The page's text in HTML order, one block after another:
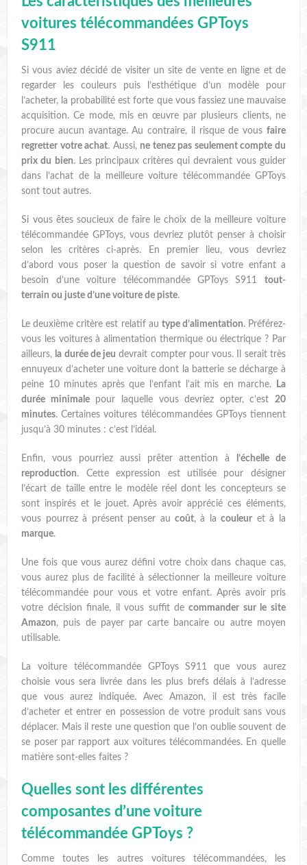
voitures télécommandées GPToys
S911
Si vous aviez décidé de visiter un site de vente en ligne et de
regarder les couleurs puis l’esthétique d’un modèle pour
l’acheter, la probabilité est forte que vous fassiez une mauvaise
acquisition. Ce mode, mis en œuvre par plusieurs clients, ne
procure aucun avantage. Au contraire, il risque de vous faire
regretter votre achat. Aussi, ne tenez pas seulement compte du
prix du bien. Les principaux critères qui devraient vous guider
dans l’achat de la meilleure voiture télécommandée GPToys
sont tout autres.
Si vous êtes soucieux de faire le choix de la meilleure voiture
télécommandée GPToys, vous devriez plutôt penser à choisir
selon les critères ci-après. En premier lieu, vous devriez
d’abord vous poser la question de savoir si votre enfant a
besoin d’une voiture télécommandée GPToys S911 tout-
terrain ou juste d’une voiture de piste.
Le deuxième critère est relatif au type d’alimentation. Préférez-
vous les voitures à alimentation thermique ou électrique ? Par
ailleurs, la durée de jeu devrait compter pour vous. Il serait très
ennuyeux d’acheter une voiture dont la batterie se décharge à
peine 10 minutes après que l’enfant l’ait mis en marche.
La
durée minimalepour laquelle vous devriez opter, c’est 20
minutes. Certaines voitures télécommandées GPToys tiennent
jusqu’à 30 minutes : c’est l’idéal.
Enfin, vous pourriez aussi prêter attention à
l’échelle de
reproduction. Cette expression est utilisée pour désigner
l’écart de taille entre le modèle réel dont les concepteurs se
sont inspirés et le jouet. Après avoir apprécié ces éléments,
vous pourrez à présent penser au coût, à lacouleur et à la
marque.
Une fois que vous aurez défini votre choix dans chaque cas,
vous aurez plus de facilité à sélectionner la meilleure voiture
télécommandée pour vous et votre enfant. Après avoir pris
votre décision finale, il vous suffit decommander sur le site
Amazon, puis de payer par carte bancaire ou autre moyen
utilisable.
La voiture télécommandée GPToys S911 que vous aurez
choisie vous sera livrée dans les plus brefs délais à l’adresse
que vous aurez indiquée. Avec Amazon, il est très facile
d’acheter et entrer en possession de votre produit sans vous
déplacer. Mais il reste une question que l’on oublie souvent de
se poser par rapport aux voitures télécommandées. En quelle
matière sont-elles faites ?
Quelles sont les différentes
composantes d’une voiture
télécommandée GPToys ?
Comme toutes les autres voitures télécommandées, les